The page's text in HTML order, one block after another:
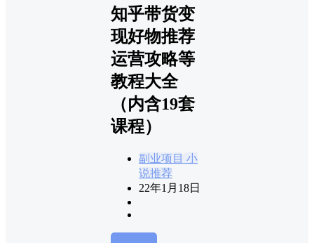
知乎带货变
现好物推荐
运营攻略等
教程大全
（内含19套
课程）
副业项目 小
说推荐
22年1月18日